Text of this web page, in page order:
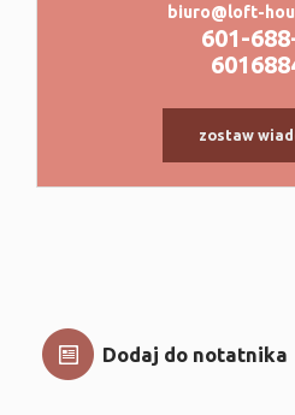
biuro@loft-
601-
zostaw
Dodaj do notatnika